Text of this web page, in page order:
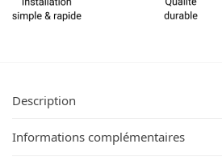
Description
Informations complémentaires